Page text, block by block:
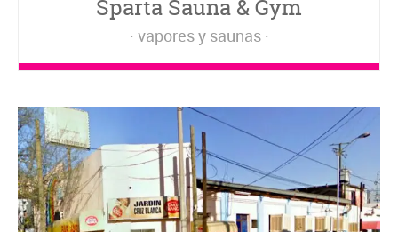
Sparta Sauna & Gym
vapores y saunas